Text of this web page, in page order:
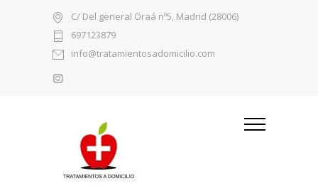
C/ Del general Oraá nº5, Madrid (28006)
697123879
info@tratamientosadomicilio.com